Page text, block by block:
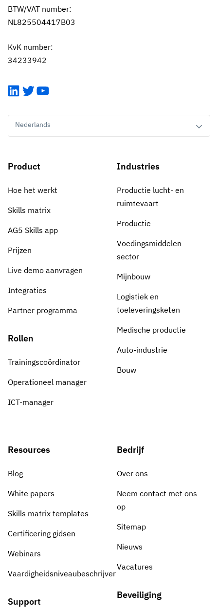
BTW/VAT number:
NL825504417B03
KvK number:
34233942
LinkedIn
TwitterYouTube
Nederlands
Product
Hoe het werkt
Skills matrix
AG5 Skills app
Prijzen
Live demo aanvragen
Integraties
Partner programma
Rollen
Trainingscoördinator
Operationeel manager
ICT-manager
Industries
Productie lucht- en
ruimtevaart
Productie
Voedingsmiddelen
sector
Mijnbouw
Logistiek en
toeleveringsketen
Medische productie
Auto-industrie
Bouw
Resources
Blog
White papers
Skills matrix templates
Certificering gidsen
Webinars
Vaardigheidsniveaubeschrijver
Support
Bedrijf
Over ons
Neem contact met ons
op
Sitemap
Nieuws
Vacatures
Beveiliging